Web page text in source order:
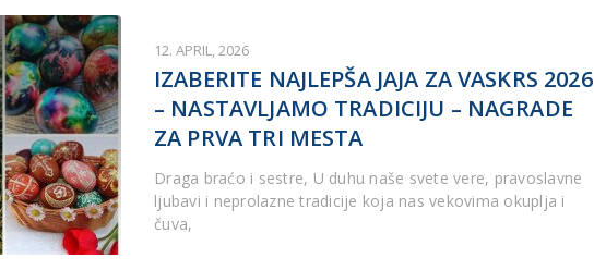
12. APRIL, 2026
IZABERITE NAJLEPŠA JAJA ZA VASKRS 2026
– NASTAVLJAMO TRADICIJU – NAGRADE
ZA PRVA TRI MESTA
Draga braćo i sestre, U duhu naše svete vere, pravoslavne
ljubavi i neprolazne tradicije koja nas vekovima okuplja i
čuva,